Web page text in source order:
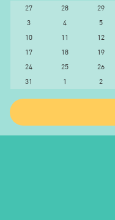
27
28 29
3
4 5
10
11 12
17
18 19
24
25 26
31
1 2